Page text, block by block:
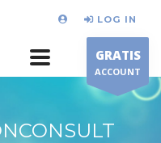
LOG IN
GRATIS
ACCOUNT